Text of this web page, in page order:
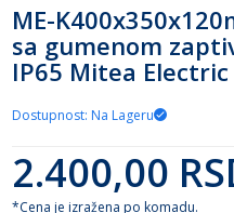
the
beginning
of
the
images
gallery
ME-
sa gumenom
IP65 Mitea Electric
Dostupnost: Na Lageru
2.400,00
*Cena je izražena po komadu.